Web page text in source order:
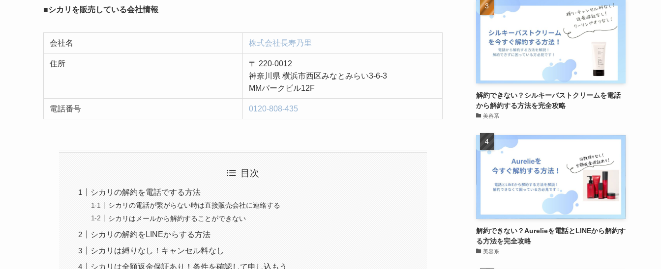
■シカリを販売している会社情報
会社名 株式会社長寿乃里
住所
〒 220-0012
神奈川県 横浜市西区みなとみらい3-6-3
MMパークビル12F
電話番号 0120-808-435
目次
シカリの解約を電話でする方法
シカリの電話が繋がらない時は直接販売会社に連絡する
シカリはメールから解約することができない
シカリの解約をLINEからする方法
シカリは縛りなし！キャンセル料なし
シカリは全額返金保証あり！条件を確認して申し込もう
解約できない？シルキーバストクリームを電話
から解約する方法を完全攻略
美容系
解約できない？Aurelieを電話とLINEから解約す
る方法を完全攻略
美容系